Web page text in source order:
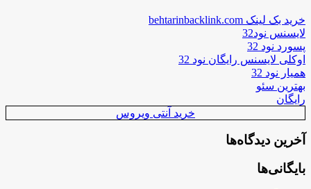
خرید بک لینک behtarinbacklink.com
لایسنس نود32
پسورد نود 32
اوکلی لایسنس رایگان نود 32
همیار نود 32
بهترین سئو
رایگان
خرید آنتی ویروس
آخرین دیدگاه‌ها
بایگانی‌ها